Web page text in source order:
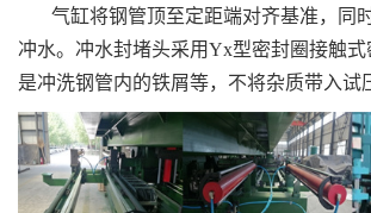
气缸将钢管顶至定距端对齐基准，同
冲水。冲水封堵头采用Yx型密封圈接触
是冲洗钢管内的铁屑等，不将杂质带入试